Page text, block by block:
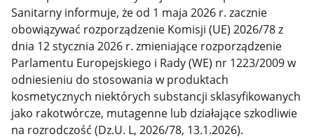
Sanitarny informuje, że od 1 maja 2026 r. zacznie
obowiązywać rozporządzenie Komisji (UE) 2026/78 z
dnia 12 stycznia 2026 r. zmieniające rozporządzenie
Parlamentu Europejskiego i Rady (WE) nr 1223/2009 w
odniesieniu do stosowania w produktach
kosmetycznych niektórych substancji sklasyfikowanych
jako rakotwórcze, mutagenne lub działające szkodliwie
na rozrodczość (Dz.U. L, 2026/78, 13.1.2026).